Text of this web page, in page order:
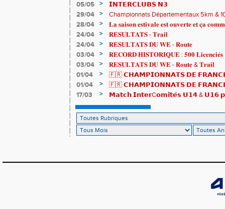
05/05
>
𝗜𝗡𝗧𝗘𝗥𝗖𝗟𝗨𝗕𝗦 𝗡𝟯
29/04
>
Championnats Départementaux 5km &
de bronze et un max de plaisir pour tous !
28/04 >
𝐋𝐚 𝐬𝐚𝐢𝐬𝐨𝐧 𝐞𝐬𝐭𝐢𝐯𝐚𝐥𝐞 𝐞𝐬𝐭 𝐨𝐮𝐯𝐞𝐫𝐭𝐞 𝐞𝐭 𝐜̧𝐚
24/04
>
𝐑𝐄𝐒𝐔𝐋𝐓𝐀𝐓𝐒 - 𝐓𝐫𝐚𝐢𝐥
24/04
>
𝐑𝐄𝐒𝐔𝐋𝐓𝐀𝐓𝐒 𝐃𝐔 𝐖𝐄 - 𝐑𝐨𝐮𝐭𝐞
03/04
>
𝐑𝐄𝐂𝐎𝐑𝐃 𝐇𝐈𝐒𝐓𝐎𝐑𝐈𝐐𝐔𝐄 : 𝟓𝟎𝟎 𝐋𝐢𝐜𝐞𝐧𝐜𝐢𝐞́𝐬
03/04
>
𝐑𝐄𝐒𝐔𝐋𝐓𝐀𝐓𝐒 𝐃𝐔 𝐖𝐄 - 𝐑𝐨𝐮𝐭𝐞 & 𝐓𝐫𝐚𝐢𝐥
01/04
>
🇫🇷 𝗖𝗛𝗔𝗠𝗣𝗜𝗢𝗡𝗡𝗔𝗧𝗦 𝗗𝗘 𝗙𝗥𝗔𝗡𝗖𝗘
résultats
01/04 >
🇫🇷 𝗖𝗛𝗔𝗠𝗣𝗜𝗢𝗡𝗡𝗔𝗧𝗦 𝗗𝗘 𝗙𝗥𝗔𝗡𝗖𝗘
𝒕𝒓𝒂𝒊𝒍𝒆𝒖𝒓𝒔 𝒓𝒂𝒎𝒆̀𝒏𝒆𝒏𝒕 4 𝒎𝒆́𝒅𝒂𝒊𝒍𝒍𝒆𝒔 !
17/03 >
𝗠𝗮𝘁𝗰𝗵 𝗜𝗻𝘁𝗲𝗿C𝗼𝗺𝗶𝘁𝗲́𝘀 𝗨𝟭𝟰 & 𝗨𝟭𝟲